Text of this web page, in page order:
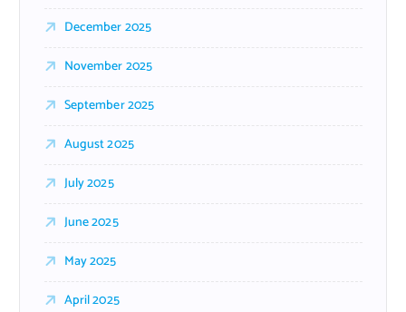
December 2025
November 2025
September 2025
August 2025
July 2025
June 2025
May 2025
April 2025